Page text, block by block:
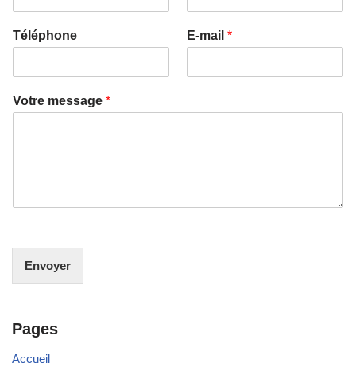
Téléphone E-mail *
Votre message *
Envoyer
Pages
Accueil